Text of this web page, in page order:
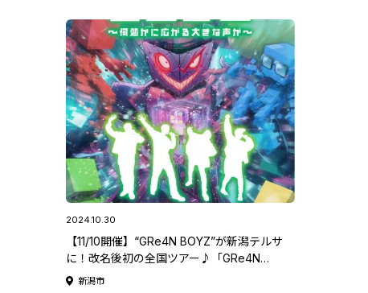
2024.10.30
【11/10開催】“GRe4N BOYZ”が新潟テルサ
に！改名後初の全国ツアー♪「GRe4N
BOYZ イマーシブライブシアター 2024
新潟市